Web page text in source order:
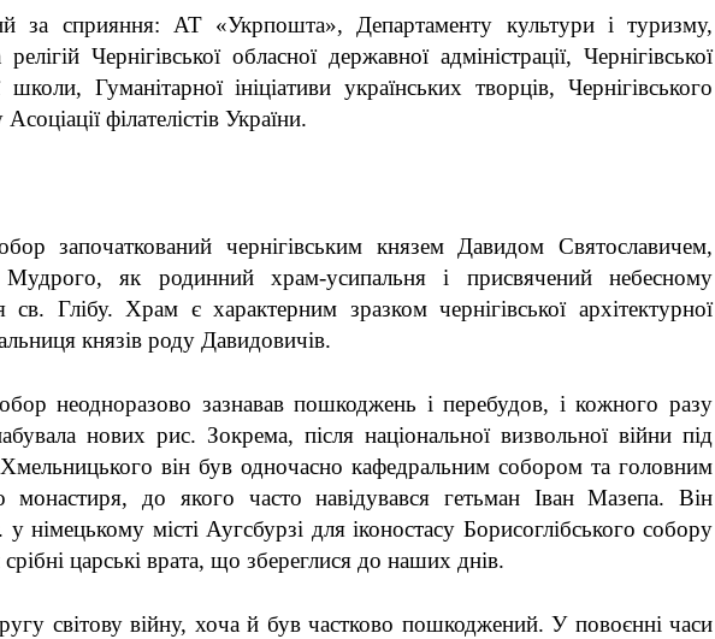
за сприяння: АТ «Укрпошта», Департаменту культури і туризму,
релігій Чернігівської обласної державної адміністрації, Чернігівської
школи, Гуманітарної ініціативи українських творців, Чернігівського
філателістів України.
започаткований чернігівським князем Давидом Святославичем,
як родинний храм-усипальня і присвячений небесному
св. Глібу. Храм є характерним зразком чернігівської архітектурної
князів роду Давидовичів.
неодноразово зазнавав пошкоджень і перебудов, і кожного разу
нових рис. Зокрема, після національної визвольної війни під
він був одночасно кафедральним собором та головним
до якого часто навідувався гетьман Іван Мазепа. Він
у німецькому місті Аугсбурзі для іконостасу Борисоглібського собору
царські врата, що збереглися до наших днів.
світову війну, хоча й був частково пошкоджений. У повоєнні часи